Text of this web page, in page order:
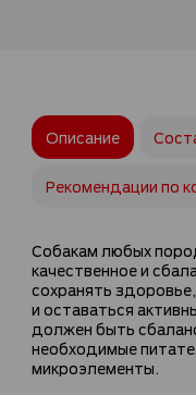
Описание
Собакам любых
качественное и
сохранять
и оставаться
должен быть
необходимые
микроэлементы.
Рекомендации по